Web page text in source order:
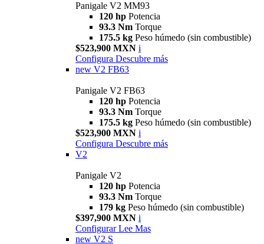
Panigale V2 MM93
120 hp Potencia
93.3 Nm Torque
175.5 kg Peso húmedo (sin combustible)
$523,900 MXN i
Configura Descubre más
new V2 FB63
Panigale V2 FB63
120 hp Potencia
93.3 Nm Torque
175.5 kg Peso húmedo (sin combustible)
$523,900 MXN i
Configura Descubre más
V2
Panigale V2
120 hp Potencia
93.3 Nm Torque
179 kg Peso húmedo (sin combustible)
$397,900 MXN i
Configurar Lee Mas
new V2 S